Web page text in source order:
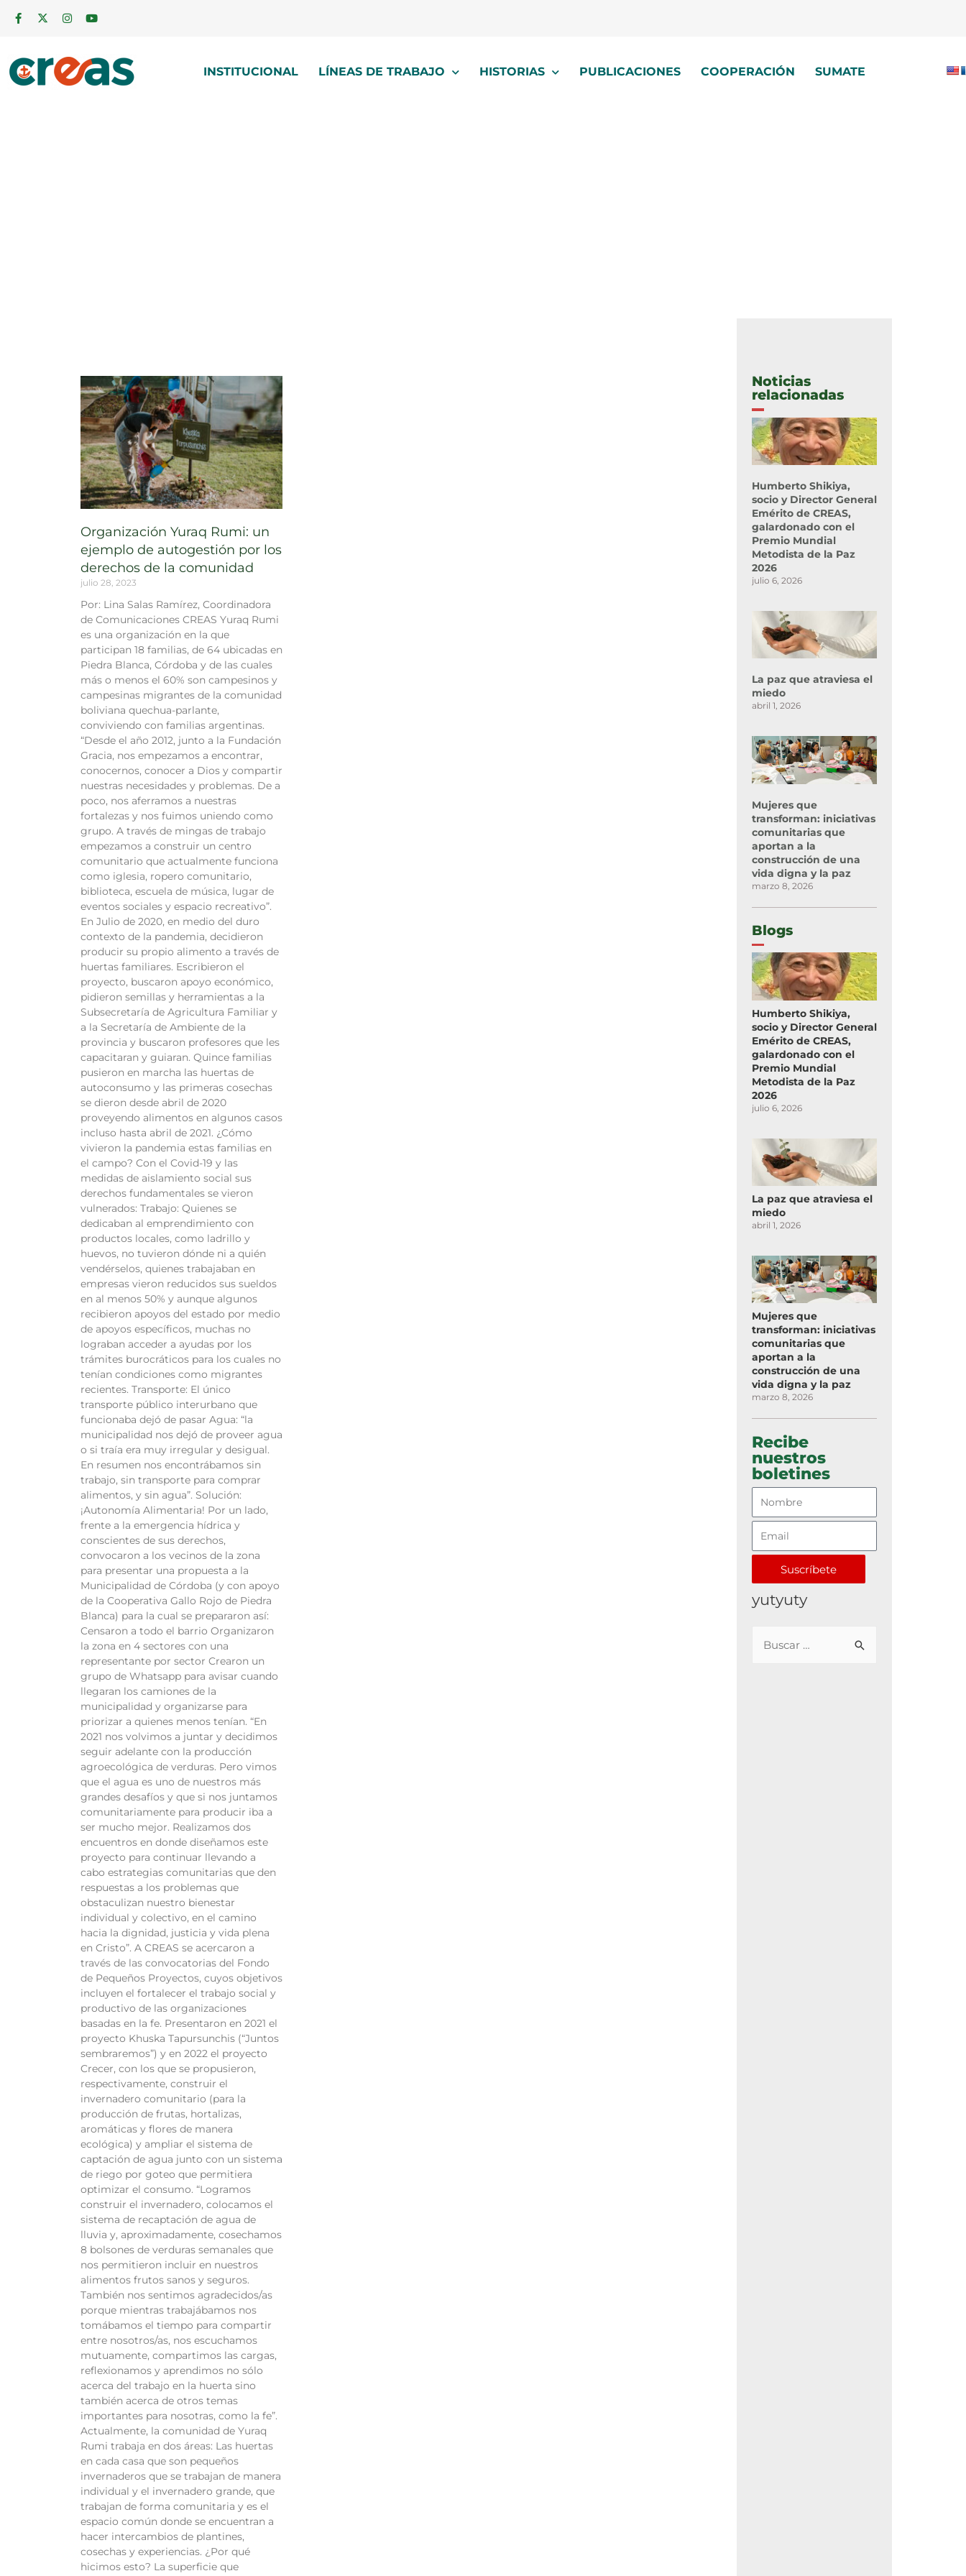
INSTITUCIONAL LÍNEAS DE TRABAJO HISTORIAS PUBLICACIONES COOPERACIÓN SUMATE
Organización Yuraq Rumi: un
ejemplo de autogestión por los
derechos de la comunidad
julio 28, 2023
Por: Lina Salas Ramírez, Coordinadora
de Comunicaciones CREAS Yuraq Rumi
es una organización en la que
participan 18 familias, de 64 ubicadas en
Piedra Blanca, Córdoba y de las cuales
más o menos el 60% son campesinos y
campesinas migrantes de la comunidad
boliviana quechua-parlante,
conviviendo con familias argentinas.
“Desde el año 2012, junto a la Fundación
Gracia, nos empezamos a encontrar,
conocernos, conocer a Dios y compartir
nuestras necesidades y problemas. De a
poco, nos aferramos a nuestras
fortalezas y nos fuimos uniendo como
grupo. A través de mingas de trabajo
empezamos a construir un centro
comunitario que actualmente funciona
como iglesia, ropero comunitario,
biblioteca, escuela de música, lugar de
eventos sociales y espacio recreativo”.
En Julio de 2020, en medio del duro
contexto de la pandemia, decidieron
producir su propio alimento a través de
huertas familiares. Escribieron el
proyecto, buscaron apoyo económico,
pidieron semillas y herramientas a la
Subsecretaría de Agricultura Familiar y
a la Secretaría de Ambiente de la
provincia y buscaron profesores que les
capacitaran y guiaran. Quince familias
pusieron en marcha las huertas de
autoconsumo y las primeras cosechas
se dieron desde abril de 2020
proveyendo alimentos en algunos casos
incluso hasta abril de 2021. ¿Cómo
vivieron la pandemia estas familias en
el campo? Con el Covid-19 y las
medidas de aislamiento social sus
derechos fundamentales se vieron
vulnerados: Trabajo: Quienes se
dedicaban al emprendimiento con
productos locales, como ladrillo y
huevos, no tuvieron dónde ni a quién
vendérselos, quienes trabajaban en
empresas vieron reducidos sus sueldos
en al menos 50% y aunque algunos
recibieron apoyos del estado por medio
de apoyos específicos, muchas no
lograban acceder a ayudas por los
trámites burocráticos para los cuales no
tenían condiciones como migrantes
recientes. Transporte: El único
transporte público interurbano que
funcionaba dejó de pasar Agua: “la
municipalidad nos dejó de proveer agua
o si traía era muy irregular y desigual.
En resumen nos encontrábamos sin
trabajo, sin transporte para comprar
alimentos, y sin agua”. Solución:
¡Autonomía Alimentaria! Por un lado,
frente a la emergencia hídrica y
conscientes de sus derechos,
convocaron a los vecinos de la zona
para presentar una propuesta a la
Municipalidad de Córdoba (y con apoyo
de la Cooperativa Gallo Rojo de Piedra
Blanca) para la cual se prepararon así:
Censaron a todo el barrio Organizaron
la zona en 4 sectores con una
representante por sector Crearon un
grupo de Whatsapp para avisar cuando
llegaran los camiones de la
municipalidad y organizarse para
priorizar a quienes menos tenían. “En
2021 nos volvimos a juntar y decidimos
seguir adelante con la producción
agroecológica de verduras. Pero vimos
que el agua es uno de nuestros más
grandes desafíos y que si nos juntamos
comunitariamente para producir iba a
ser mucho mejor. Realizamos dos
encuentros en donde diseñamos este
proyecto para continuar llevando a
cabo estrategias comunitarias que den
respuestas a los problemas que
obstaculizan nuestro bienestar
individual y colectivo, en el camino
hacia la dignidad, justicia y vida plena
en Cristo”. A CREAS se acercaron a
través de las convocatorias del Fondo
de Pequeños Proyectos, cuyos objetivos
incluyen el fortalecer el trabajo social y
productivo de las organizaciones
basadas en la fe. Presentaron en 2021 el
proyecto Khuska Tapursunchis (“Juntos
sembraremos”) y en 2022 el proyecto
Crecer, con los que se propusieron,
respectivamente, construir el
invernadero comunitario (para la
producción de frutas, hortalizas,
aromáticas y flores de manera
ecológica) y ampliar el sistema de
captación de agua junto con un sistema
de riego por goteo que permitiera
optimizar el consumo. “Logramos
construir el invernadero, colocamos el
sistema de recaptación de agua de
lluvia y, aproximadamente, cosechamos
8 bolsones de verduras semanales que
nos permitieron incluir en nuestros
alimentos frutos sanos y seguros.
También nos sentimos agradecidos/as
porque mientras trabajábamos nos
tomábamos el tiempo para compartir
entre nosotros/as, nos escuchamos
mutuamente, compartimos las cargas,
reflexionamos y aprendimos no sólo
acerca del trabajo en la huerta sino
también acerca de otros temas
importantes para nosotras, como la fe”.
Actualmente, la comunidad de Yuraq
Rumi trabaja en dos áreas: Las huertas
en cada casa que son pequeños
invernaderos que se trabajan de manera
individual y el invernadero grande, que
trabajan de forma comunitaria y es el
espacio común donde se encuentran a
hacer intercambios de plantines,
cosechas y experiencias. ¿Por qué
hicimos esto? La superficie que
Noticias
relacionadas
Humberto Shikiya,
socio y Director General
Emérito de CREAS,
galardonado con el
Premio Mundial
Metodista de la Paz
2026
julio 6, 2026
La paz que atraviesa el
miedo
abril 1, 2026
Mujeres que
transforman: iniciativas
comunitarias que
aportan a la
construcción de una
vida digna y la paz
marzo 8, 2026
Blogs
Humberto Shikiya,
socio y Director General
Emérito de CREAS,
galardonado con el
Premio Mundial
Metodista de la Paz
2026
julio 6, 2026
La paz que atraviesa el
miedo
abril 1, 2026
Mujeres que
transforman: iniciativas
comunitarias que
aportan a la
construcción de una
vida digna y la paz
marzo 8, 2026
Recibe
nuestros
boletines
Suscríbete
yutyuty